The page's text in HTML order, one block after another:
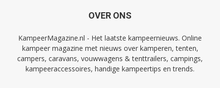
OVER ONS
KampeerMagazine.nl - Het laatste kampeernieuws. Online
kampeer magazine met nieuws over kamperen, tenten,
campers, caravans, vouwwagens & tenttrailers, campings,
kampeeraccessoires, handige kampeertips en trends.